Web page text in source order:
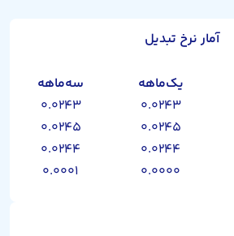
آمار نرخ تبدیل
یک‌ماهه
سه‌ماهه
۰.۰۲۴۳
۰.۰۲۴۳
۰.۰۲۴۵
۰.۰۲۴۵
۰.۰۲۴۴
۰.۰۲۴۴
۰.۰۰۰۰ ۰.۰۰۰۱